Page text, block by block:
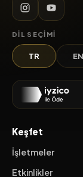
DIL SEÇIMI
TR EN
Keşfet
İşletmeler
Etkinlikler